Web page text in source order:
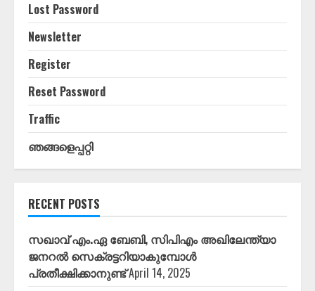
Lost Password
Newsletter
Register
Reset Password
Traffic
ഞങ്ങളെപ്പറ്റി
RECENT POSTS
സഖാവ് എം.ഏ ബേബി, സിപിഎം അഖിലേന്ത്യാ
ജനറൽ സെക്രട്ടറിയാകുമ്പോൾ
പ്രതീക്ഷിക്കാനുണ്ട്April 14, 2025